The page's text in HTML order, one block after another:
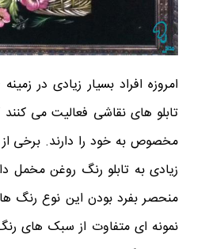
امروزه افراد بسیار زیادی در
تابلو های نقاشی فعالیت می
مخصوص به خود را دارند. برخی از
زیادی به تابلو رنگ روغن مخمل
منحصر بفرد بودن این نوع رنگ
نمونه ای متفاوت از سبک های